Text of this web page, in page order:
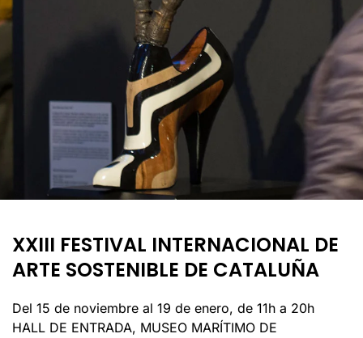
XXIII FESTIVAL INTERNACIONAL DE
ARTE SOSTENIBLE DE CATALUÑA
Del 15 de noviembre al 19 de enero, de 11h a 20h
HALL DE ENTRADA, MUSEO MARÍTIMO DE